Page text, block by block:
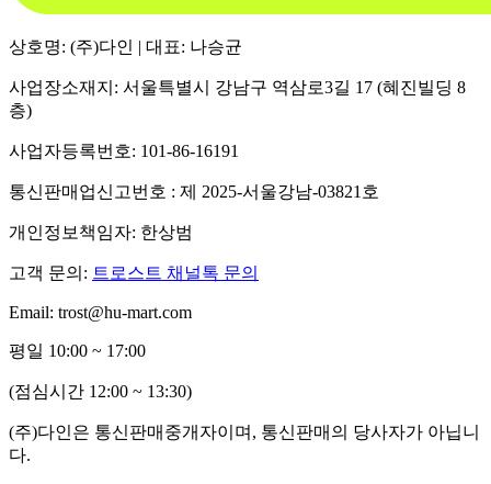
상호명: (주)다인 | 대표: 나승균
사업장소재지: 서울특별시 강남구 역삼로3길 17 (혜진빌딩 8
층)
사업자등록번호: 101-86-16191
통신판매업신고번호 : 제 2025-서울강남-03821호
개인정보책임자: 한상범
고객 문의: 트로스트 채널톡 문의
Email: trost@hu-mart.com
평일 10:00 ~ 17:00
(점심시간 12:00 ~ 13:30)
(주)다인은 통신판매중개자이며, 통신판매의 당사자가 아닙니
다.